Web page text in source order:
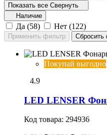
Показать все Свернуть
Наличие
Да (58) Нет (122)
Покупай выгодно
4.9
LED LENSER
Код товара: 294936